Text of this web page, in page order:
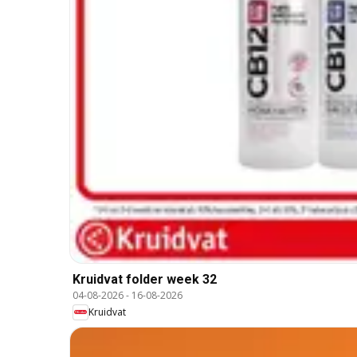
Kruidvat folder week 32
04-08-2026- 16-08-2026
Kruidvat